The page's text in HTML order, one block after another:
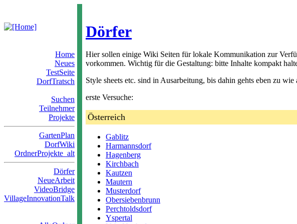
Dörfer
Home
Neues
TestSeite
DorfTratsch
Suchen
Teilnehmer
Projekte
GartenPlan
DorfWiki
OrdnerProjekte_alt
Dörfer
NeueArbeit
VideoBridge
VillageInnovationTalk
Hier sollen einige Wiki Seiten für lokale Kommunikation zur
vorkommen. Wichtig für die Gestaltung: bitte Inhalte kompakt
Style sheets etc. sind in Ausarbeitung, bis dahin gehts eben zu wie
erste Versuche:
Österreich
Gablitz
Harmannsdorf
Hagenberg
Kirchbach
Kautzen
Mautern
Musterdorf
Obersiebenbrunn
Perchtoldsdorf
Yspertal